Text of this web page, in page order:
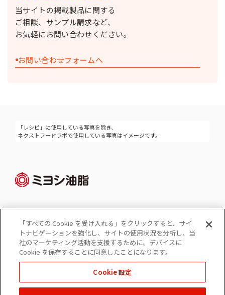
当サイトの掲載製品に関する
ご相談、サンプル請求など、
お気軽にお問い合わせください。
お問い合わせフォームへ
「レシピ」に使用している写真を除き、
ネクストフードラボで使用している写真はイメージです。
Cookie 設定
コーポレートサイト
個人情報の保護
ソーシャルメディアポリシー
「すべての Cookie を受け入れる」をクリックすると、サイ
トナビゲーションを強化し、サイトの使用状況を分析し、当
社のマーケティング活動を支援するために、デバイスに
Cookie を保存することに同意したことになります。
Cookie 設定